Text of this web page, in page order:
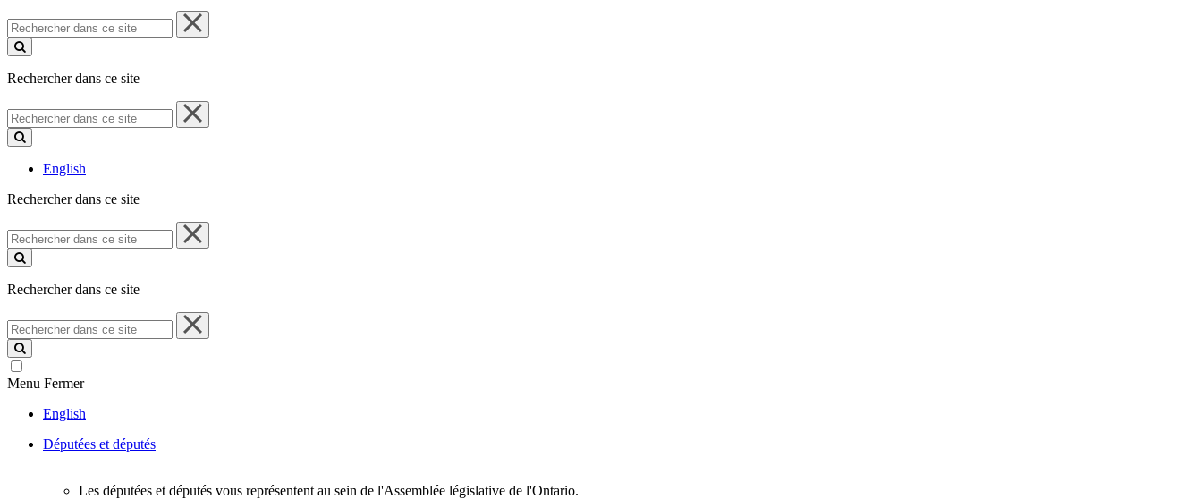
Rechercher
dans
ce
Rechercher dans ce site
Rechercher
dans
ce
English
Rechercher dans ce site
Rechercher
dans
ce
Rechercher dans ce site
Rechercher
dans
ce
site
Menu Fermer
English
Députées et députés
Les députées et députés vous représentent au sein de l'Assemblée législative de l'Ontario.